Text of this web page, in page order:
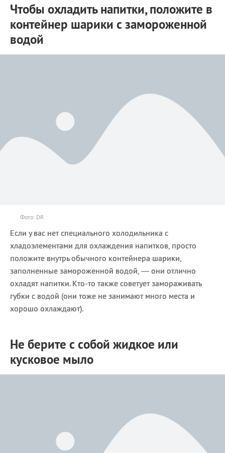
Чтобы охладить напитки, положите в
контейнер шарики с замороженной
водой
Фото: DR
Если у вас нет специального холодильника с
хладоэлементами для охлаждения напитков, просто
положите внутрь обычного контейнера шарики,
заполненные замороженной водой, — они отлично
охладят напитки. Кто-то также советует замораживать
губки с водой (они тоже не занимают много места и
хорошо охлаждают).
Не берите с собой жидкое или
кусковое мыло